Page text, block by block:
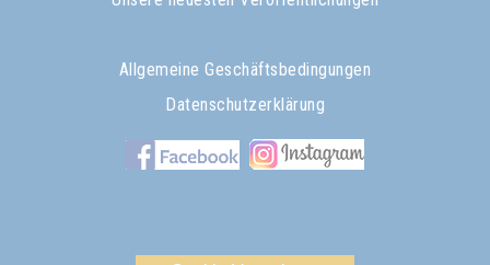
Allgemeine Geschäftsbedingungen
Datenschutzerklärung